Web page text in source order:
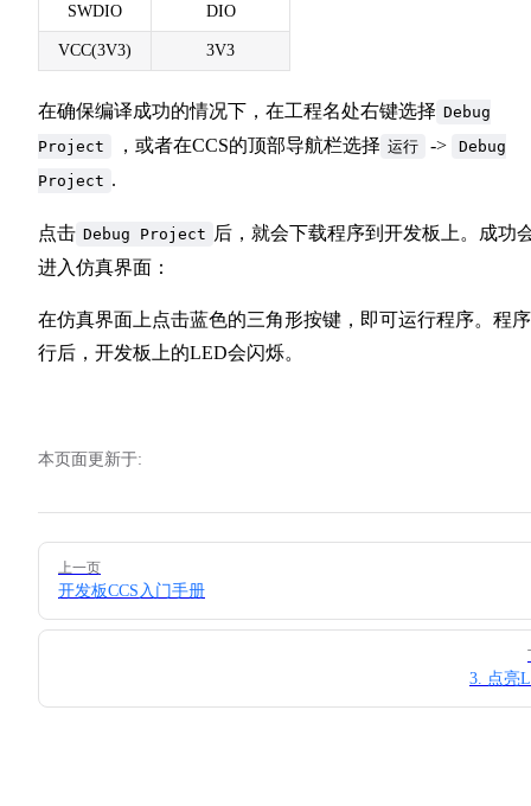
SWDIO DIO
VCC(3V3) 3V3
在确保编译成功的情况下，在工程名处右键选择 Debug
Project
，或者在CCS的顶部导航栏选择 运行 ->
Debug
Project .
点击 Debug Project 后，就会下载程序到开发板上。成功
进入仿真界面：
在仿真界面上点击蓝色的三角形按键，即可运行程序。程
行后，开发板上的LED会闪烁。
本页面更新于:
Pager
上一页
开发板CCS入门手册
3. 点亮